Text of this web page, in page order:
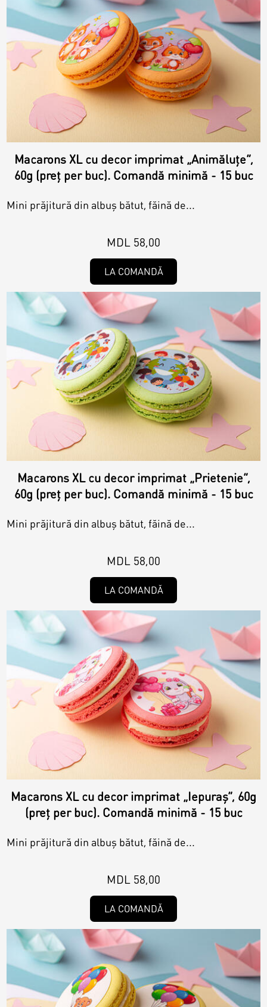
Macarons XL cu decor imprimat „Animăluțe”,
60g (preț per buc). Comandă minimă - 15 buc
Mini prăjitură din albuș bătut, făină de...
MDL 58,00
LA COMANDĂ
Macarons XL cu decor imprimat „Prietenie”,
60g (preț per buc). Comandă minimă - 15 buc
Mini prăjitură din albuș bătut, făină de...
MDL 58,00
LA COMANDĂ
Macarons XL cu decor imprimat „Iepuraș”, 60g
(preț per buc). Comandă minimă - 15 buc
Mini prăjitură din albuș bătut, făină de...
MDL 58,00
LA COMANDĂ